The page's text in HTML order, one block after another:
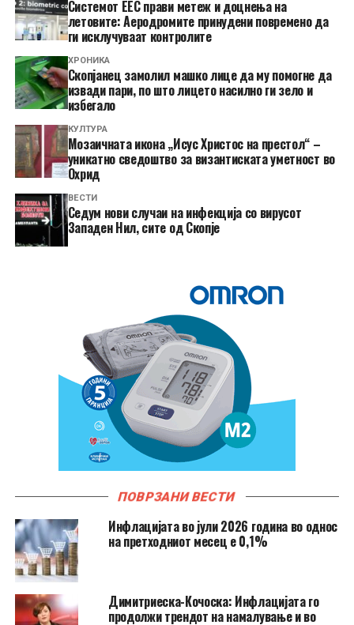
Системот ЕЕС прави метеж и доцнења на
летовите: Аеродромите принудени повремено да
ги исклучуваат контролите
ХРОНИКА
Скопјанец замолил машко лице да му помогне да
извади пари, по што лицето насилно ги зело и
избегало
КУЛТУРА
Мозаичната икона „Исус Христос на престол“ –
уникатно сведоштво за византиската уметност во
Охрид
ВЕСТИ
Седум нови случаи на инфекција со вирусот
Западен Нил, сите од Скопје
ПОВРЗАНИ ВЕСТИ
Инфлацијата во јули 2026 година во однос
на претходниот месец е 0,1%
Димитриеска-Кочоска: Инфлацијата го
продолжи трендот на намалување и во